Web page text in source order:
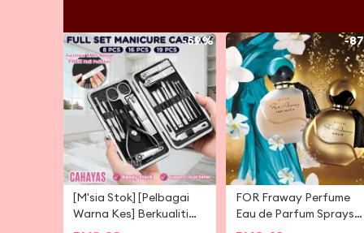
-59%
[M'sia Stok] [Pelbagai
Warna Kes] Berkualiti
Tinggi Clipper Kuku Kuku
-
FOR Fraway Perfume
Eau de Parfum Sprays
50ml